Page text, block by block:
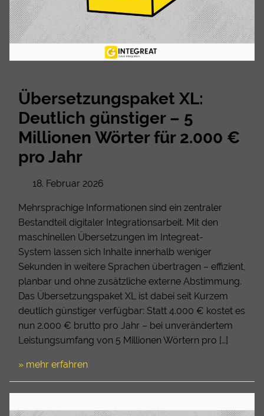
Übersetzungspaket XL:
Deutlich günstiger – 5
Millionen Wörter für 2.000 €
pro Jahr
18. Februar 2026
Mehrsprachige Informationen sind ein zentraler
Bestandteil digitaler Integrationsarbeit. Mit den
maschinellen Übersetzungen im Integreat-
System lassen sich Inhalte innerhalb weniger
Sekunden in weitere Sprachen übertragen – effizient,
planbar und ohne zusätzliche externe Abstimmung.
Das Übersetzungspaket XL ist dabei seit Kurzem
deutlich günstiger verfügbar: Statt 4.000 € kostet es
nun 2.000 € brutto pro Jahr – bei unverändertem
Leistungsumfang von 5 Millionen Wörtern pro […]
» mehr erfahren